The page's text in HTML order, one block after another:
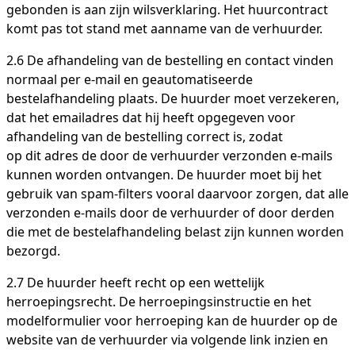
gebonden is aan zijn wilsverklaring. Het huurcontract
komt pas tot stand met aanname van de verhuurder.
2.6 De afhandeling van de bestelling en contact vinden
normaal per e-mail en geautomatiseerde
bestelafhandeling plaats. De huurder moet verzekeren,
dat het emailadres dat hij heeft opgegeven voor
afhandeling van de bestelling correct is, zodat
op dit adres de door de verhuurder verzonden e-mails
kunnen worden ontvangen. De huurder moet bij het
gebruik van spam-filters vooral daarvoor zorgen, dat alle
verzonden e-mails door de verhuurder of door derden
die met de bestelafhandeling belast zijn kunnen worden
bezorgd.
2.7 De huurder heeft recht op een wettelijk
herroepingsrecht. De herroepingsinstructie en het
modelformulier voor herroeping kan de huurder op de
website van de verhuurder via volgende link inzien en